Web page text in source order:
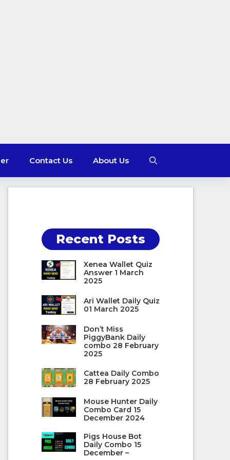
Contact Us About Us
Recent Posts
Xenea Wallet Quiz
Answer 1 March
2025
Ari Wallet Daily Quiz
01 March 2025
Don’t Miss
PiggyBank Daily
combo 28 February
2025
Cattea Daily Combo
28 February 2025
Mouse Hunter Daily
Combo Card 15
December 2024
Pigs House Bot
Daily Combo 15
December –